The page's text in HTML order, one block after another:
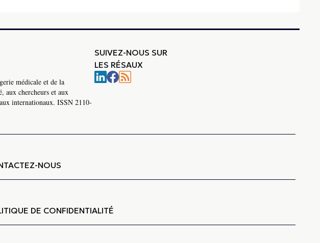
médicale et de la
aux chercheurs et aux
internationaux. ISSN 2110-
SUIVEZ-NOUS SUR
LES RÉSAUX
NOUS
DE CONFIDENTIALITÉ